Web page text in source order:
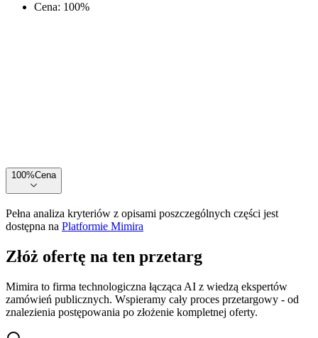
Cena: 100%
100%Cena
Pełna analiza kryteriów z opisami poszczególnych części jest
dostępna na Platformie Mimira
Złóż ofertę na ten przetarg
Mimira to firma technologiczna łącząca AI z wiedzą ekspertów
zamówień publicznych. Wspieramy cały proces przetargowy - od
znalezienia postępowania po złożenie kompletnej oferty.